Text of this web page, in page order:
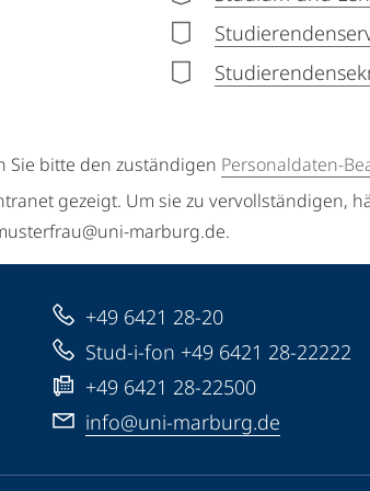
Sie bitte den zuständigen Personaldaten-
gezeigt. Um sie zu vervollständigen,
marburg.de.
+49 6421 28-20
Stud-i-fon +49 6421 28-22222
+49 6421 28-22500
info@uni-marburg.de